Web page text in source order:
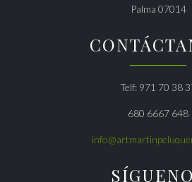
Palma 07014
Telf: 971 70 38
680 6667 648